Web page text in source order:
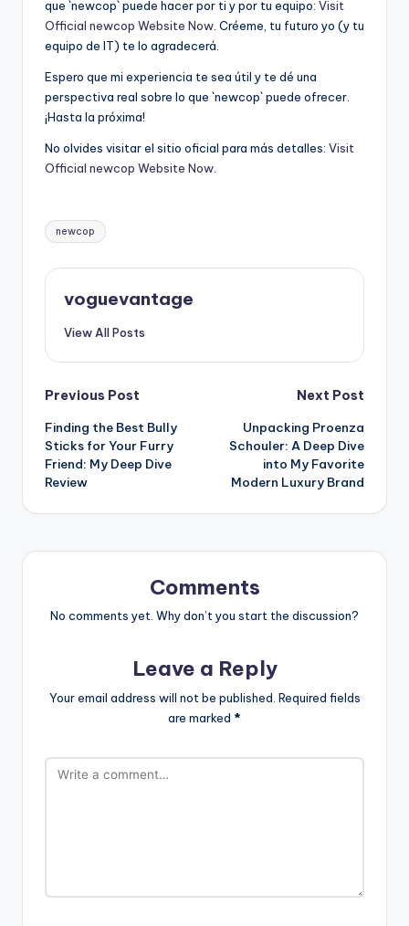
que `newcop` puede hacer por ti y por tu equipo: Visit
Official newcop Website Now . Créeme, tu futuro yo (y tu
equipo de IT) te lo agradecerá.
Espero que mi experiencia te sea útil y te dé una
perspectiva real sobre lo que `newcop` puede ofrecer.
¡Hasta la próxima!
No olvides visitar el sitio oficial para más detalles: Visit
Official newcop Website Now
Tags:
newcop
voguevantage
View All Posts
Post
navigation
Previous Post
Finding the Best Bully
Sticks for Your Furry
Friend: My Deep Dive
Review
Next Post
Unpacking Proenza
Schouler: A Deep Dive
into My Favorite
Modern Luxury Brand
Comments
No comments yet. Why don’t you start the discussion?
Leave a Reply
Your email address will not be published. Required fields
are marked *